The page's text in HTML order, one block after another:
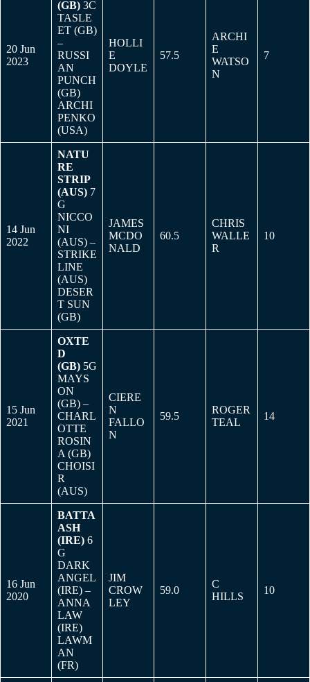
20 Jun
2023
(GB) 3C
TASLE
ET (GB)
–
RUSSI
AN
PUNCH
(GB)
ARCHI
PENKO
(USA)
HOLLI
E
DOYLE
57.5
ARCHI
E
WATSO
N
7
14 Jun
2022
NATU
RE
STRIP
(AUS) 7
G
NICCO
NI
(AUS) –
STRIKE
LINE
(AUS)
DESER
T SUN
(GB)
JAMES
MCDO
NALD
60.5
CHRIS
WALLE
R
10
15 Jun
2021
OXTE
D
(GB) 5G
MAYS
ON
(GB) –
CHARL
OTTE
ROSIN
A (GB)
CHOISI
R
(AUS)
CIERE
N
FALLO
N
59.5
ROGER
TEAL
14
16 Jun
2020
BATTA
ASH
(IRE) 6
G
DARK
ANGEL
(IRE) –
ANNA
LAW
(IRE)
LAWM
AN
(FR)
JIM
CROW
LEY
59.0
C
HILLS
10